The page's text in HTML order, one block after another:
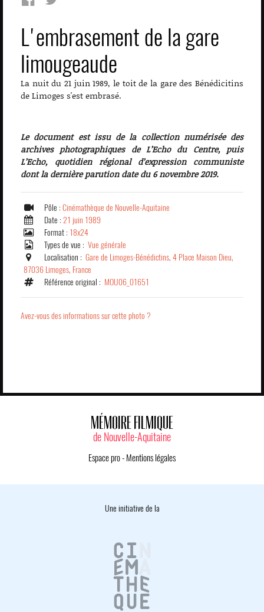
L'embrasement de la gare
limougeaude
La nuit du 21 juin 1989, le toit de la gare des Bénédicitins
de Limoges s'est embrasé.
Le document est issu de la collection numérisée des
archives photographiques de L’Echo du Centre, puis
L’Echo, quotidien régional d’expression communiste
dont la dernière parution date du 6 novembre 2019.
Pôle : Cinémathèque de Nouvelle-Aquitaine
Date : 21 juin 1989
Format : 18x24
Types de vue : Vue générale
Localisation : Gare de Limoges-Bénédictins, 4 Place Maison Dieu,
87036 Limoges, France
Référence original : MOU06_01651
Avez-vous des informations sur cette photo ?
MÉMOIRE FILMIQUE
de Nouvelle-Aquitaine
Espace pro- Mentions légales
Une initiative de la